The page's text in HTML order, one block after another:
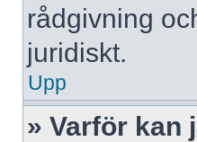
rådgivning
juridiskt.
Upp
» Varför kan